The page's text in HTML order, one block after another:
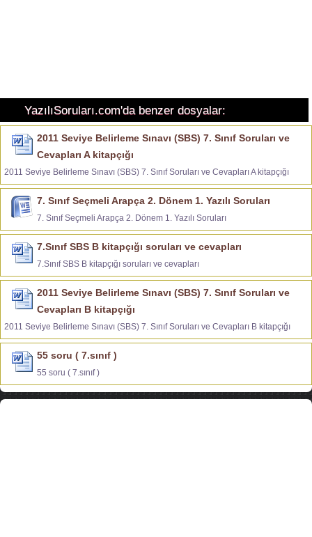
YazılıSoruları.com'da benzer dosyalar:
2011 Seviye Belirleme Sınavı (SBS) 7. Sınıf Soruları ve
Cevapları A kitapçığı
2011 Seviye Belirleme Sınavı (SBS) 7. Sınıf Soruları ve Cevapları A kitapçığı
7. Sınıf Seçmeli Arapça 2. Dönem 1. Yazılı Soruları
7. Sınıf Seçmeli Arapça 2. Dönem 1. Yazılı Soruları
7.Sınıf SBS B kitapçığı soruları ve cevapları
7.Sınıf SBS B kitapçığı soruları ve cevapları
2011 Seviye Belirleme Sınavı (SBS) 7. Sınıf Soruları ve
Cevapları B kitapçığı
2011 Seviye Belirleme Sınavı (SBS) 7. Sınıf Soruları ve Cevapları B kitapçığı
55 soru ( 7.sınıf )
55 soru ( 7.sınıf )